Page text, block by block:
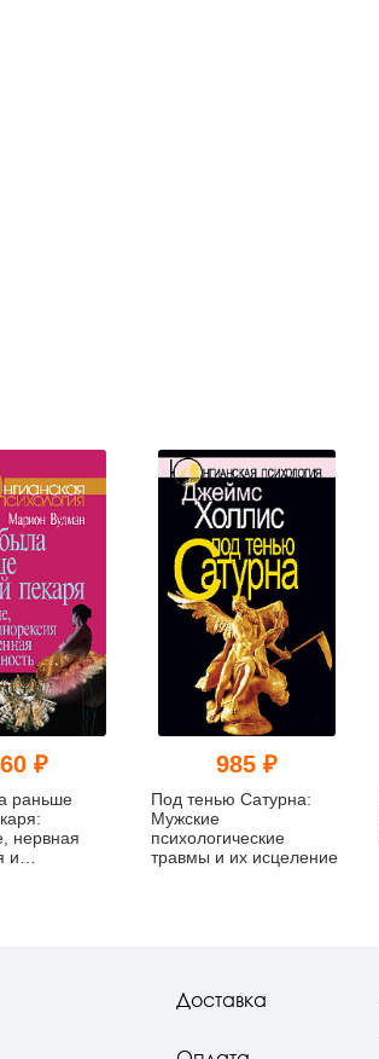
₽
раньше
нервная
и
985 ₽
Под тенью Сатурна:
Мужские
психологические
травмы и их исцеление
Доставка